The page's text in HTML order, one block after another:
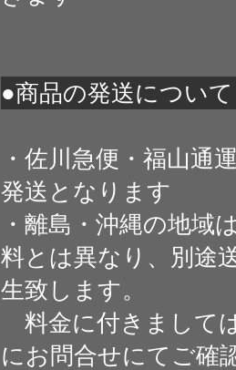
●商品の発送について
・佐川急便・福山通
発送となります
・離島・沖縄の地域
料とは異なり、別途
生致します。
料金に付きまして
にお問合せにてご確